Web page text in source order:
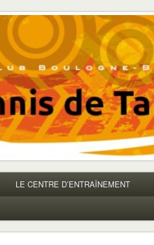
LE CENTRE D’ENTRAÎNEMENT